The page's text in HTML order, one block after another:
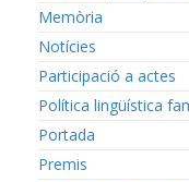
Memòria
Notícies
Participació a actes
Política lingüística
Portada
Premis